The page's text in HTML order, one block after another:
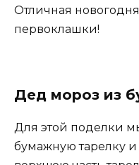
Отличная
первоклашки!
Дед мороз из
Для этой поделки
бумажную тарелку и